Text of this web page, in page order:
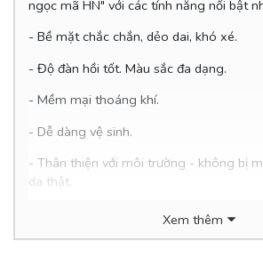
ngọc mã HN" với các tính năng nổi bật
- Bề mặt chắc chắn, dẻo dai, khó xé.
- Độ đàn hồi tốt. Màu sắc đa dạng.
- Mềm mại thoáng khí.
- Dễ dàng vệ sinh.
- Thân thiện với môi trường - không bị
da thật.
- Giá hợp lý chỉ 26x/métXem thêm